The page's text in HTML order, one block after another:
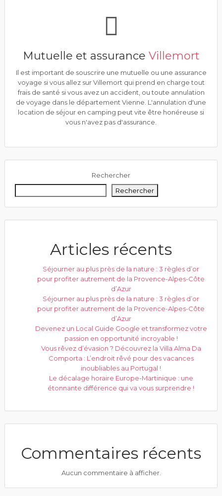
Mutuelle et assurance Villemort
Il est important de souscrire une mutuelle ou une assurance
voyage si vous allez sur Villemort qui prend en charge tout
frais de santé si vous avez un accident, ou toute annulation
de voyage dans le département Vienne. L'annulation d'une
location de séjour en camping peut vite être honéreuse si
vous n'avez pas d'assurance.
Rechercher
Rechercher
Articles récents
Séjourner au plus près de la nature : 3 règles d’or
pour profiter autrement de la Provence-Alpes-Côte
d’Azur
Séjourner au plus près de la nature : 3 règles d’or
pour profiter autrement de la Provence-Alpes-Côte
d’Azur
Devenez un Local Guide Google et transformez votre
passion en opportunité incroyable !
Vous rêvez d’évasion ? Découvrez la Villa Alma Da
Comporta : L’endroit rêvé pour des vacances
inoubliables au Portugal !
Le décalage horaire Europe-Martinique : une
étonnante différence qui va vous surprendre !
Commentaires récents
Aucun commentaire à afficher.